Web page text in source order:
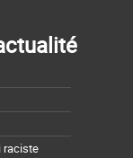
raciste